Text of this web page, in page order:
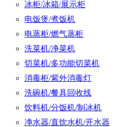
冰柜/冰箱/展示柜
电饭煲/煮饭机
电蒸柜/燃气蒸柜
洗菜机/净菜机
切菜机/多功能切菜机
消毒柜/紫外消毒灯
洗碗机/餐具回收线
饮料机/分饭机/制冰机
净水器/直饮水机/开水器